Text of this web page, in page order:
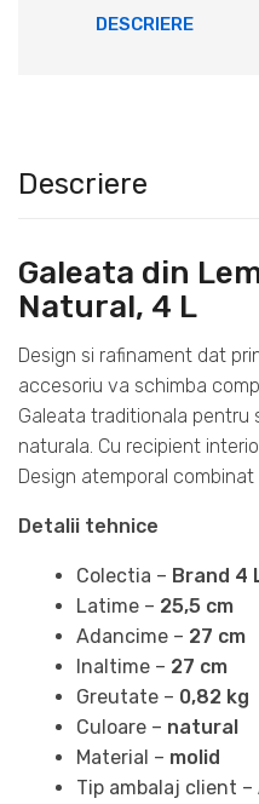
DESCRIERE
Descriere
Galeata din
Natural, 4 L
Design si rafinament dat
accesoriu va schimba
Galeata traditionala pentru
naturala. Cu recipient
Design atemporal
Detalii tehnice
Colectia – Brand 4
Latime – 25,5 cm
Adancime – 27 cm
Inaltime – 27 cm
Greutate – 0,82 kg
Culoare – natural
Material – molid
Tip ambalaj client –